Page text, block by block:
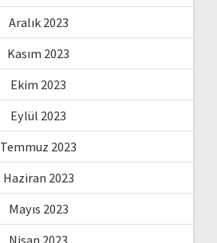
Aralık 2023
Kasım 2023
Ekim 2023
Eylül 2023
Temmuz 2023
Haziran 2023
Mayıs 2023
Nisan 2023